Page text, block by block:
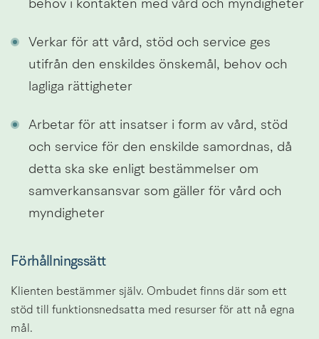
behov i kontakten med vård och myndigheter
Verkar för att vård, stöd och service ges
utifrån den enskildes önskemål, behov och
lagliga rättigheter
Arbetar för att insatser i form av vård, stöd
och service för den enskilde samordnas, då
detta ska ske enligt bestämmelser om
samverkansansvar som gäller för vård och
myndigheter
Förhållningssätt
Klienten bestämmer själv. Ombudet finns där som ett
stöd till funktionsnedsatta med resurser för att nå egna
mål.